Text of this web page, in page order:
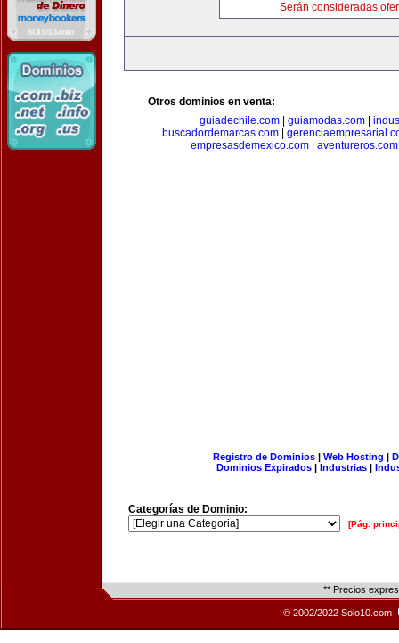
Serán consideradas
Otros dominios en venta:
guiadechile.com
guiamodas.com
buscadordemarcas.com|
empresasdemexico.com| aventureros.com
Registro de Dominios| Web Hosting |
Dominios Expirados | Industrias |
Categorías de Dominio:
[Pág.
** Precios
© 2002/2022 Solo10.com